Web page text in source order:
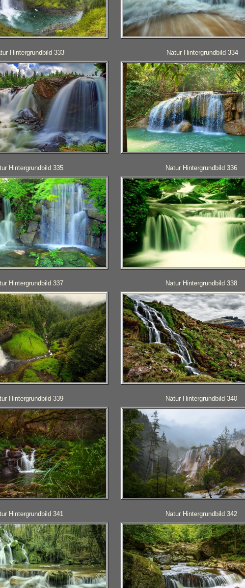
Hintergrundbild 333 Natur Hintergrundbild 334
Hintergrundbild 335 Natur Hintergrundbild 336
Hintergrundbild 337 Natur Hintergrundbild 338
Hintergrundbild 339 Natur Hintergrundbild 340
Hintergrundbild 341 Natur Hintergrundbild 342